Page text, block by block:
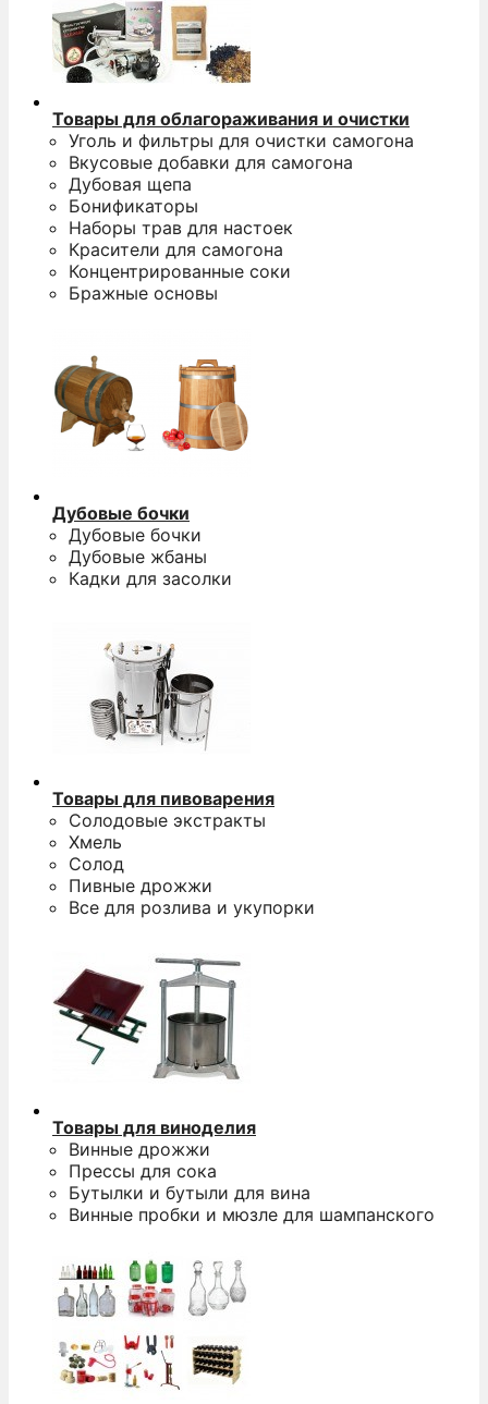
Товары для облагораживания и очистки
Уголь и фильтры для очистки самогона
Вкусовые добавки для самогона
Дубовая щепа
Бонификаторы
Наборы трав для настоек
Красители для самогона
Концентрированные соки
Бражные основы
Дубовые бочки
Дубовые бочки
Дубовые жбаны
Кадки для засолки
Товары для пивоварения
Солодовые экстракты
Хмель
Солод
Пивные дрожжи
Все для розлива и укупорки
Товары для виноделия
Винные дрожжи
Прессы для сока
Бутылки и бутыли для вина
Винные пробки и мюзле для шампанского